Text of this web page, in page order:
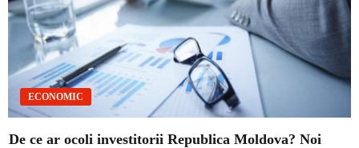
ECONOMIC
De ce ar ocoli investitorii Republica Moldova? Noi